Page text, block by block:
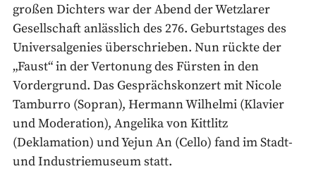
großen Dichters war der Abend der Wetzlarer
Gesellschaft anlässlich des 276. Geburtstages des
Universalgenies überschrieben. Nun rückte der
„Faust“ in der Vertonung des Fürsten in den
Vordergrund. Das Gesprächskonzert mit Nicole
Tamburro (Sopran), Hermann Wilhelmi (Klavier
und Moderation), Angelika von Kittlitz
(Deklamation) und Yejun An (Cello) fand im Stadt-
und Industriemuseum statt.